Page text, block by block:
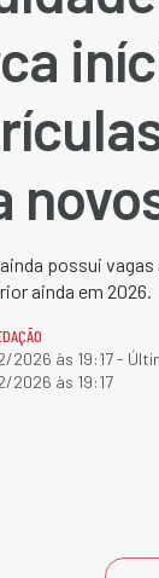
possui
ainda em 2026.
2026 às 19:17-
2026 às 19:17